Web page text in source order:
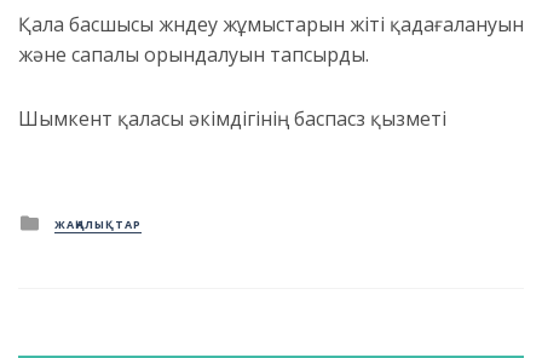
Қала басшысы жөндеу жұмыстарын жіті қадағалануын
және сапалы орындалуын тапсырды.
Шымкент қаласы әкімдігінің баспасөз қызметі
Posted
in
ЖАҢАЛЫҚТАР